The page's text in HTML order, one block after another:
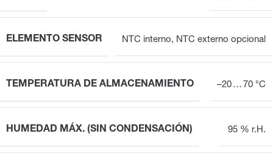
ELEMENTO SENSOR NTC interno, NTC externo opcional
TEMPERATURA DE ALMACENAMIENTO –20 … 70 °C
HUMEDAD MÁX. (SIN CONDENSACIÓN) 95 % r.H.